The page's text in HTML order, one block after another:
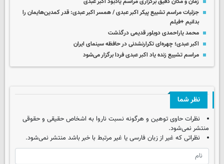
جزئیات مراسم تشییع پیکر اکبر عبدی / همسر اکبر عبدی: قدر کمدین‌هایمان را
بدانیم +فیلم
محمد یاراحمدی دوبلور قدیمی درگذشت
اکبر عبدی؛ چهره‌ای تکرارنشدنی در حافظه سینمای ایران
مراسم تشییع زنده یاد اکبر عبدی فردا برگزار می‌شود
نظر شما
نظرات حاوی توهین و هرگونه نسبت ناروا به اشخاص حقیقی و حقوقی
منتشر نمی‌شود.
نظراتی که غیر از زبان فارسی یا غیر مرتبط با خبر باشد منتشر نمی‌شود.